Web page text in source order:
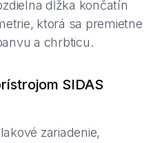
dĺžka končatín
ktorá sa premietne
a chrbticu.
SIDAS
zariadenie,